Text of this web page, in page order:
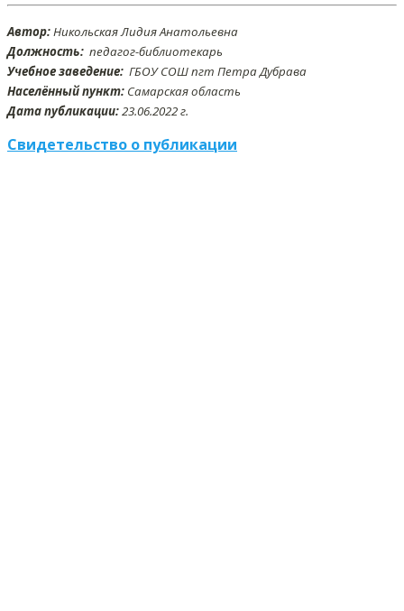
Автор:Никольская Лидия Анатольевна
Должность: педагог-библиотекарь
Учебное заведение: ГБОУ СОШ пгт Петра Дубрава
Населённый пункт: Самарская область
Дата публикации:23.06.2022 г.
Свидетельство о публикации